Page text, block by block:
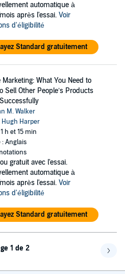
automatique à
après l'essai. Voir
d'éligibilité
Standard gratuitement
Marketing: What You Need to
Sell Other People’s Products
M. Walker
Hugh Harper
h et 15 min
: Anglais
ou gratuit avec l'essai.
automatique à
après l'essai. Voir
d'éligibilité
Standard gratuitement
1 de 2